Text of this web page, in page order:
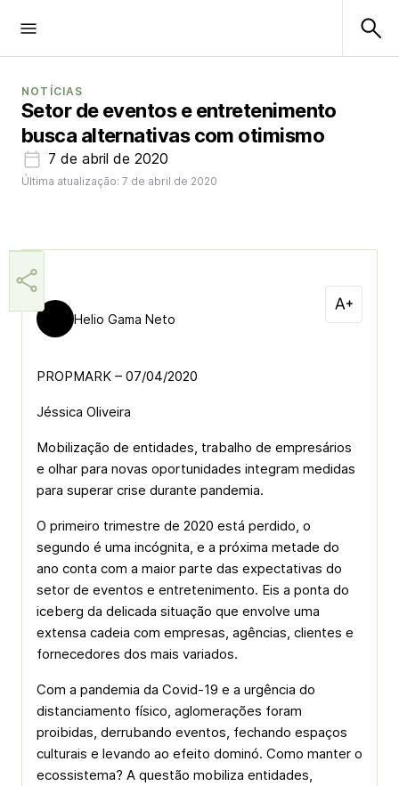
NOTÍCIAS
Setor de eventos e entretenimento
busca alternativas com otimismo
7 de abril de 2020
Última atualização: 7 de abril de 2020
Helio Gama Neto
PROPMARK – 07/04/2020
Jéssica Oliveira
Mobilização de entidades, trabalho de empresários
e olhar para novas oportunidades integram medidas
para superar crise durante pandemia.
O primeiro trimestre de 2020 está perdido, o
segundo é uma incógnita, e a próxima metade do
ano conta com a maior parte das expectativas do
setor de eventos e entretenimento. Eis a ponta do
iceberg da delicada situação que envolve uma
extensa cadeia com empresas, agências, clientes e
fornecedores dos mais variados.
Com a pandemia da Covid-19 e a urgência do
distanciamento físico, aglomerações foram
proibidas, derrubando eventos, fechando espaços
culturais e levando ao efeito dominó. Como manter o
ecossistema? A questão mobiliza entidades,